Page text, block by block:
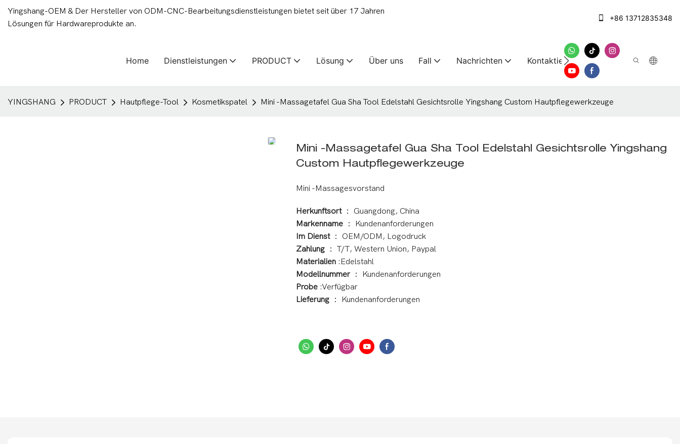
Yingshang-OEM & Der Hersteller von ODM-CNC-Bearbeitungsdienstleistungen bietet seit über 17 Jahren
Lösungen für Hardwareprodukte an.
+86 13712835348
Home Dienstleistungen PRODUCT Lösung Über uns Fall Nachrichten Kontaktieren Sie uns
YINGSHANG PRODUCT Hautpflege-Tool Kosmetikspatel Mini -Massagetafel Gua Sha Tool Edelstahl Gesichtsrolle Yingshang Custom Hautpflegewerkzeuge
Mini -Massagetafel Gua Sha Tool Edelstahl Gesichtsrolle Yingshang
Custom Hautpflegewerkzeuge
Mini -Massagesvorstand
Herkunftsort ： Guangdong, China
Markenname
： Kundenanforderungen
Im Dienst ： OEM/ODM, Logodruck
Zahlung
： T/T, Western Union, Paypal
Materialien :Edelstahl
Modellnummer ： Kundenanforderungen
Probe :Verfügbar
Lieferung
： Kundenanforderungen